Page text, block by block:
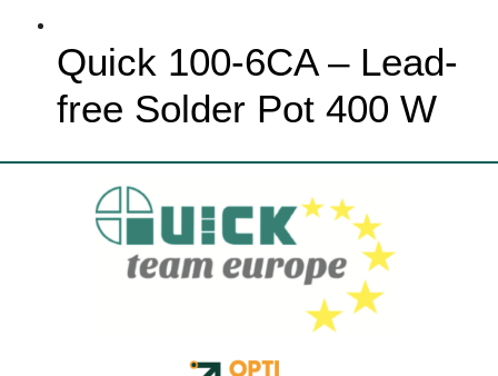
Quick 100-6CA – Lead-
free Solder Pot 400 W